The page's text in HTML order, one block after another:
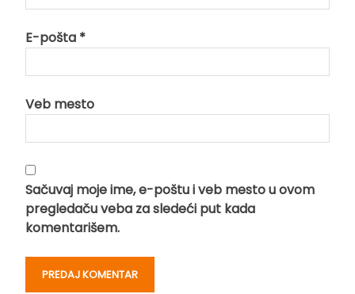
E-pošta *
Veb mesto
Sačuvaj moje ime, e-poštu i veb mesto u ovom
pregledaču veba za sledeći put kada
komentarišem.